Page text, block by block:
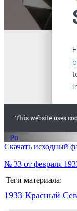
Вологда старые
Скачать исходный
№ 33 от февраля
Теги материала:
1933 Красный